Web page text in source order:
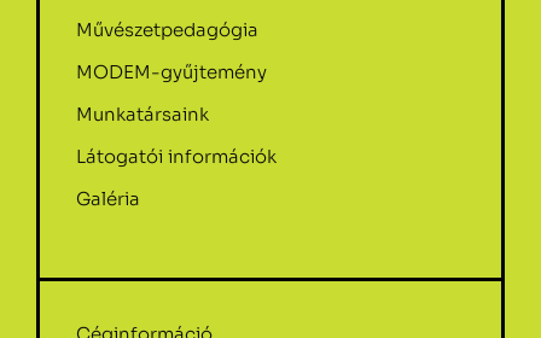
Művészetpedagógia
MODEM-gyűjtemény
Munkatársaink
Látogatói információk
Galéria